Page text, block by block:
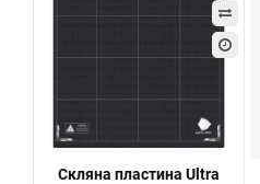
Скляна пластина Ultra